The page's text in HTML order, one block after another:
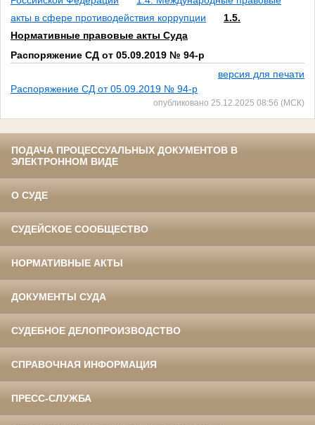
акты в сфере противодействия коррупции
1.5.
Нормативные правовые акты Суда
Распоряжение СД от 05.09.2019 № 94-р
версия для печати
Распоряжение СД от 05.09.2019 № 94-р
опубликовано 25.12.2025 08:56 (МСК)
ПОДАЧА ПРОЦЕССУАЛЬНЫХ ДОКУМЕНТОВ В
ЭЛЕКТРОННОМ ВИДЕ
О СУДЕ
СУДЕЙСКОЕ СООБЩЕСТВО
НОРМАТИВНЫЕ АКТЫ
ДОКУМЕНТЫ СУДА
СУДЕБНОЕ ДЕЛОПРОИЗВОДСТВО
СПРАВОЧНАЯ ИНФОРМАЦИЯ
ПРЕСС-СЛУЖБА